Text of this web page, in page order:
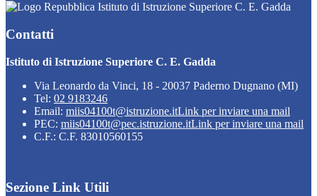
Istituto di Istruzione Superiore C. E. Gadda
Contatti
Istituto di Istruzione Superiore C. E. Gadda
Via Leonardo da Vinci, 18 - 20037 Paderno Dugnano (MI)
Tel: 02 9183246
Email: miis04100t@istruzione.itLink per inviare una mail
PEC: miis04100t@pec.istruzione.itLink per inviare una mail
C.F.: C.F. 83010560155
Sezione Link Utili